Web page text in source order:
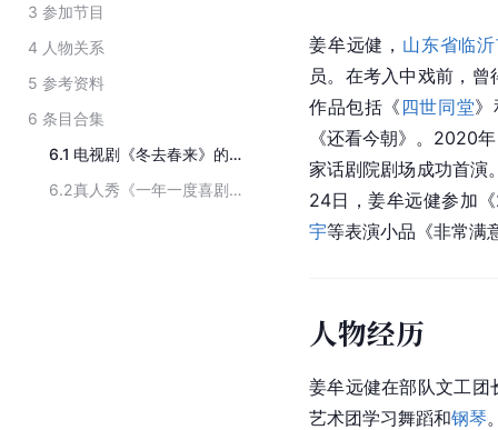
3 参加节目
4 人物关系
5 参考资料
6 条目合集
6.1
电视剧《冬去春来》的演职人员
6.2
真人秀《一年一度喜剧大赛》第二季的主要演员
姜牟远健， 山东省临
员。在考入中戏前，曾
作品包括《 四世同堂
《还看今朝》。2020
家话剧院剧场成功首演
24日，姜牟远健参加
宇等表演小品 《非常满
人物经历
姜牟远健在部队文工团
艺术团学习舞蹈和钢琴